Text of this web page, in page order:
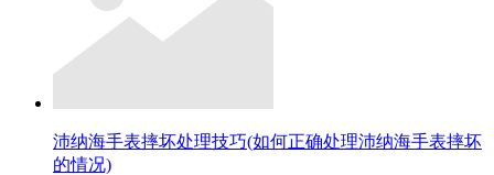
沛纳海手表摔坏处理技巧(如何正确处理沛纳海手表摔坏
的情况)